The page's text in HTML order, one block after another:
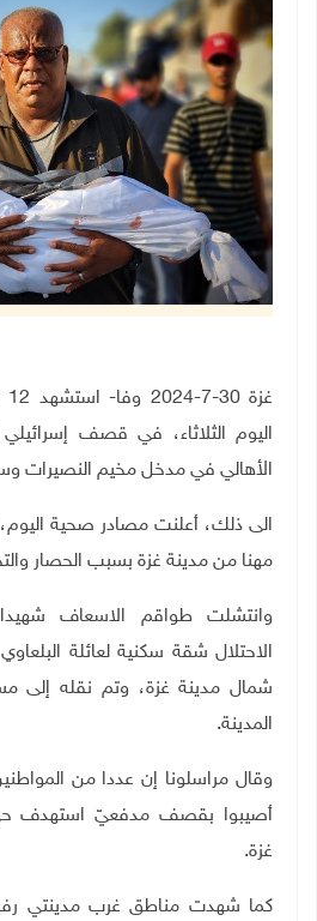
اليوم الثلاثاء، في قصف
الأهالي في مدخل مخيم النصيرات
الى ذلك، أعلنت مصادر صحية
مهنا من مدينة غزة بسبب الحصار
وانتشلت طواقم الاسعاف
الاحتلال شقة سكنية لعائلة
شمال مدينة غزة، وتم نقله إلى
المدينة.
وقال مراسلونا إن عددا من
أصيبوا بقصف مدفعيّ استهدف
غزة.
كما شهدت مناطق غرب مدينتي